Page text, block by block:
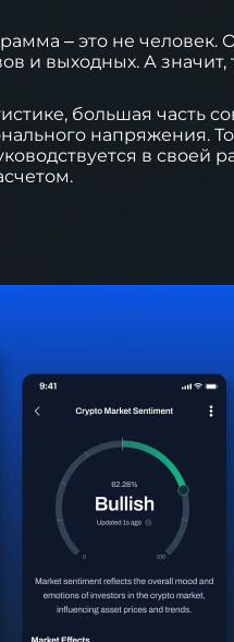
– это не человек.
и выходных. А
большая часть
напряжения.
в своей